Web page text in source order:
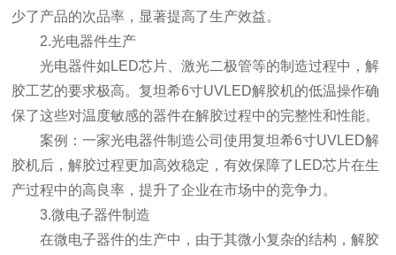
少了产品的次品率，显著提高了生产效益。
2.光电器件生产
光电器件如LED芯片、激光二极管等的制造过程中，解
胶工艺的要求极高。复坦希6寸UVLED解胶机的低温操作确
保了这些对温度敏感的器件在解胶过程中的完整性和性能。
案例：一家光电器件制造公司使用复坦希6寸UVLED解
胶机后，解胶过程更加高效稳定，有效保障了LED芯片在生
产过程中的高良率，提升了企业在市场中的竞争力。
3.微电子器件制造
在微电子器件的生产中，由于其微小复杂的结构，解胶